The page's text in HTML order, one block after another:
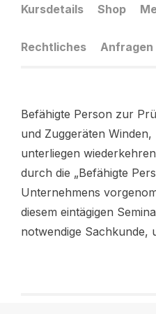
Kursdetails Shop
Rechtliches Anfragen
Befähigte Person zur
und Zuggeräten
unterliegen
durch die „Befähigte
Unternehmens
diesem eintägigen
notwendige Sachkunde,